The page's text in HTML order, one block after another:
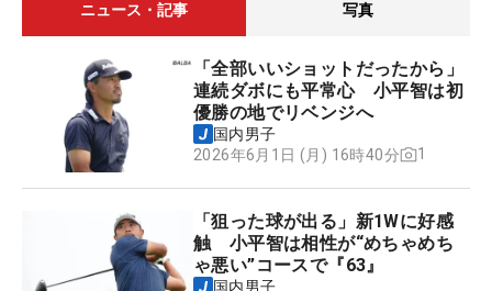
ニュース・記事 写真
「全部いいショットだったから」
連続ダボにも平常心 小平智は初
優勝の地でリベンジへ
国内男子
2026年6月1日 (月) 16時40分
1
「狙った球が出る」新1Wに好感
触 小平智は相性が“めちゃめち
ゃ悪い”コースで『63』
国内男子